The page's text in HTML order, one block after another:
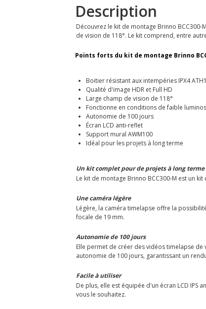
Description
Découvrez le kit de montage Brinno
de vision de 118°. Le kit comprend, entre
Points forts du kit de montage Brinno
Boitier résistant aux intempéries IPX4
Qualité d'image HDR et Full HD
Large champ de vision de 118°
Fonctionne en conditions de faible
Autonomie de 100 jours
Écran LCD anti-reflet
Support mural AWM100
Idéal pour les projets à long terme
Un kit complet pour de projets à long terme
Le kit de montage Brinno BCC300-M est un
Une caméra légère
Légère, la caméra timelapse offre la
focale de 19 mm.
Autonomie de 100 jours
Elle permet de créer des vidéos timelapse
autonomie de 100 jours, garantissant un
Facile à utiliser
De plus, elle est équipée d'un écran LCD IPS
vous le souhaitez.